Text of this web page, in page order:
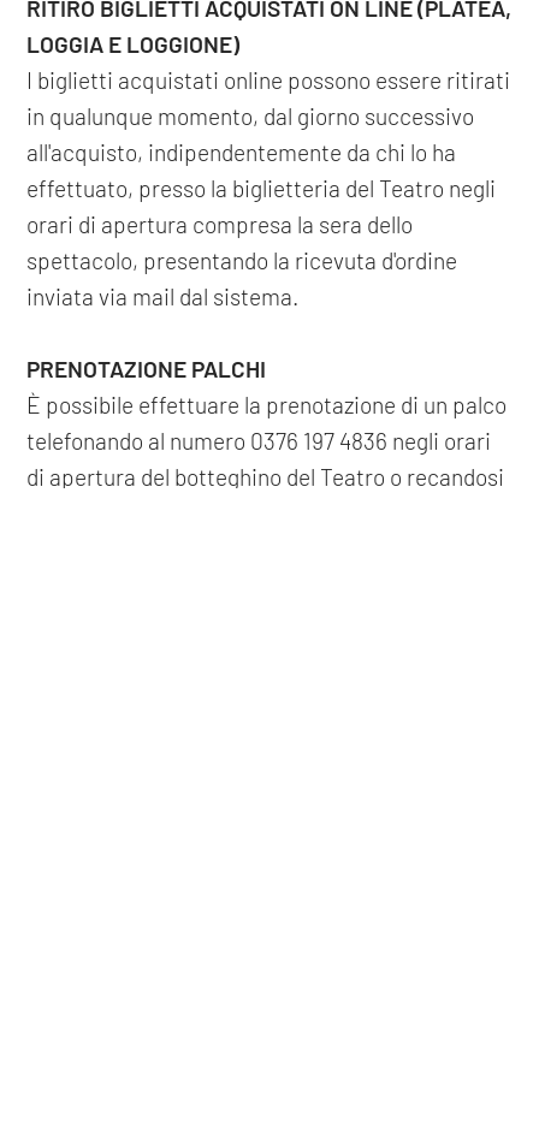
RITIRO BIGLIETTI ACQUISTATI ON LINE (PLATEA,
LOGGIA E LOGGIONE)
I biglietti acquistati online possono essere ritirati
in qualunque momento, dal giorno successivo
all'acquisto, indipendentemente da chi lo ha
effettuato, presso la biglietteria del Teatro negli
orari di apertura compresa la sera dello
spettacolo, presentando la ricevuta d'ordine
inviata via mail dal sistema.
PRENOTAZIONE PALCHI
È possibile effettuare la prenotazione di un palco
telefonando al numero 0376 197 4836 negli orari
di apertura del botteghino del Teatro o recandosi